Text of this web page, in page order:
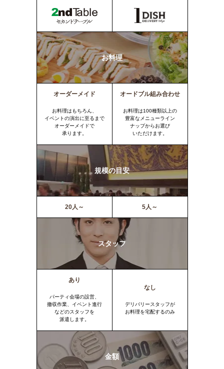
お料理
オーダーメイド
お料理はもちろん、
イベントの演出に至るまで
オーダーメイドで
承ります。
オードブル組み合わせ
お料理は100種類以上の
豊富なメニューライン
ナップからお選び
いただけます。
規模の目安
20人～ 5人～
スタッフ
あり
パーティ会場の設営、
撤収作業、イベント進行
などのスタッフを
派遣します。
なし
デリバリースタッフが
お料理を宅配するのみ
金額